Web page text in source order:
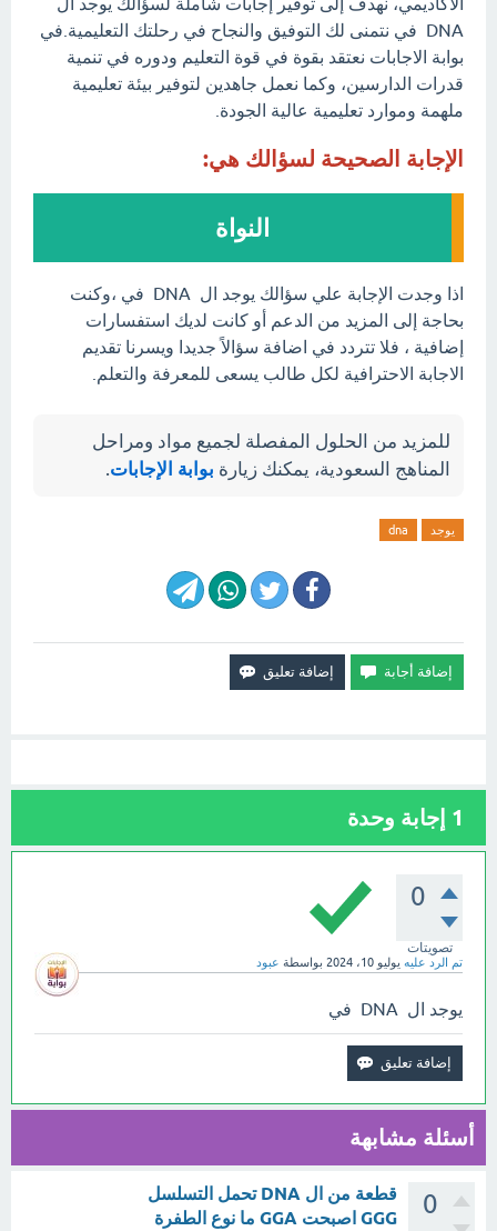
DNA في نتمنى لك التوفيق والنجاح في رحلتك التعليمية.في
بوابة الاجابات نعتقد بقوة في قوة التعليم ودوره في تنمية
قدرات الدارسين، وكما نعمل جاهدين لتوفير بيئة تعليمية
ملهمة وموارد تعليمية عالية الجودة.
الإجابة الصحيحة لسؤالك هي:
النواة
اذا وجدت الإجابة علي سؤالك يوجد ال DNA في ،وكنت
بحاجة إلى المزيد من الدعم أو كانت لديك استفسارات
إضافية ، فلا تتردد في اضافة سؤالاً جديدا ويسرنا تقديم
الاجابة الاحترافية لكل طالب يسعى للمعرفة والتعلم.
للمزيد من الحلول المفصلة لجميع مواد ومراحل
المناهج السعودية، يمكنك زيارة بوابة الإجابات.
يوجد dna
1 إجابة وحدة
0
تصويتات
تم الرد عليه يوليو 10، 2024 بواسطة عبود
يوجد ال DNA في
أسئلة مشابهة
0
قطعة من ال DNA تحمل التسلسل
GGG اصبحت GGA ما نوع الطفرة